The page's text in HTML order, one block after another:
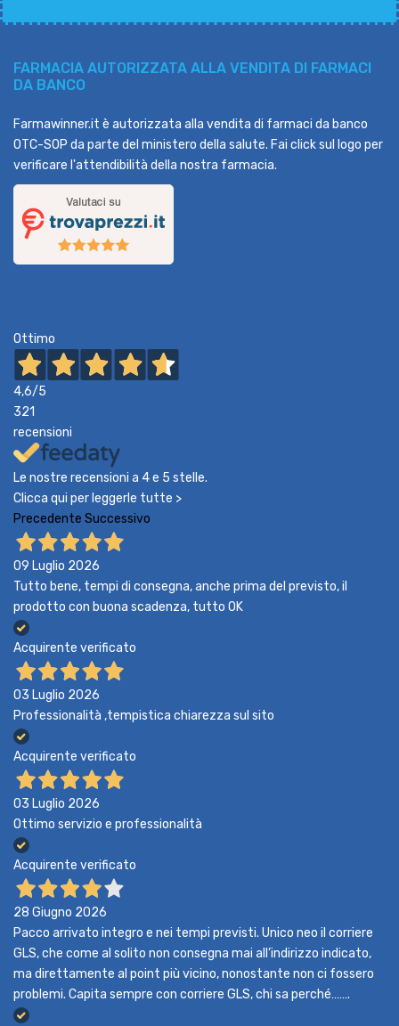
FARMACIA AUTORIZZATA ALLA VENDITA DI FARMACI
DA BANCO
Farmawinner.it è autorizzata alla vendita di farmaci da banco
OTC-SOP da parte del ministero della salute. Fai click sul logo per
verificare l'attendibilità della nostra farmacia.
Ottimo
4,6/5
321
recensioni
Le nostre recensioni a 4 e 5 stelle.
Clicca qui per leggerle tutte >
Precedente Successivo
09 Luglio 2026
Tutto bene, tempi di consegna, anche prima del previsto, il
prodotto con buona scadenza, tutto OK
Acquirente verificato
03 Luglio 2026
Professionalità ,tempistica chiarezza sul sito
Acquirente verificato
03 Luglio 2026
Ottimo servizio e professionalità
Acquirente verificato
28 Giugno 2026
Pacco arrivato integro e nei tempi previsti. Unico neo il corriere
GLS, che come al solito non consegna mai all’indirizzo indicato,
ma direttamente al point più vicino, nonostante non ci fossero
problemi. Capita sempre con corriere GLS, chi sa perché…….